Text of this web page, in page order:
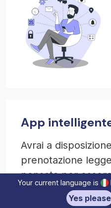
Your current language is
Yes please
App
Avrai a
prenotazione
pensata per
tuoi clienti,
dall'età e dalle